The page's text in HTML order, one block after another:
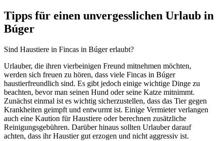
Tipps für einen unvergesslichen Urlaub in
Búger
Sind Haustiere in Fincas in Búger erlaubt?
Urlauber, die ihren vierbeinigen Freund mitnehmen möchten,
werden sich freuen zu hören, dass viele Fincas in Búger
haustierfreundlich sind. Es gibt jedoch einige wichtige Dinge zu
beachten, bevor man seinen Hund oder seine Katze mitnimmt.
Zunächst einmal ist es wichtig sicherzustellen, dass das Tier gegen
Krankheiten geimpft und entwurmt ist. Einige Vermieter verlangen
auch eine Kaution für Haustiere oder berechnen zusätzliche
Reinigungsgebühren. Darüber hinaus sollten Urlauber darauf
achten, dass ihr Haustier gut erzogen und nicht aggressiv ist.